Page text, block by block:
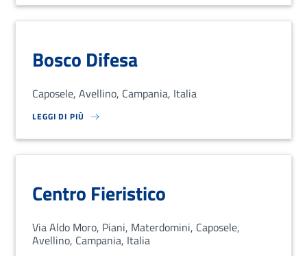
Bosco Difesa
Caposele, Avellino, Campania, Italia
LEGGI DI PIÙ
SU LOREM IPSUM DOLOR SIT AMET, CONSECTETUR ADIPISCING
Centro Fieristico
Via Aldo Moro, Piani, Materdomini, Caposele,
Avellino, Campania, Italia